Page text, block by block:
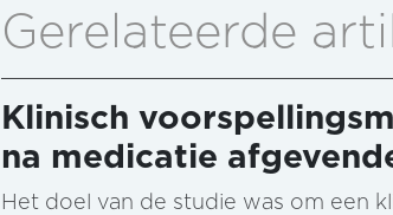
Gerelateerde
Klinisch
na medicatie
Het doel van de studie was om een